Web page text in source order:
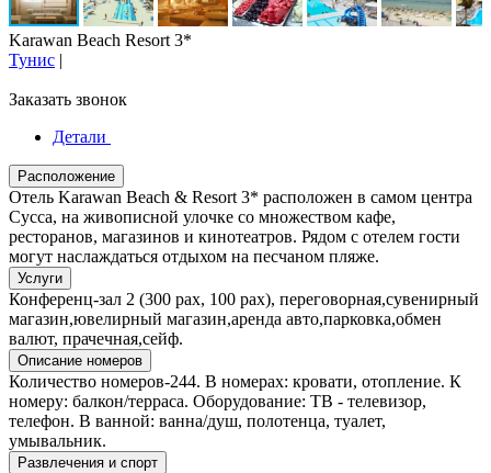
Karawan Beach Resort 3*
Тунис |
Заказать звонок
Детали
Расположение
Отель Karawan Beach & Resort 3* расположен в самом центра
Сусса, на живописной улочке со множеством кафе,
ресторанов, магазинов и кинотеатров. Рядом с отелем гости
могут наслаждаться отдыхом на песчаном пляже.
Услуги
Конференц-зал 2 (300 pax, 100 pax), переговорная,сувенирный
магазин,ювелирный магазин,аренда авто,парковка,обмен
валют, прачечная,сейф.
Описание номеров
Количество номеров-244. В номерах: кровати, отопление. К
номеру: балкон/терраса. Оборудование: ТВ - телевизор,
телефон. В ванной: ванна/душ, полотенца, туалет,
умывальник.
Развлечения и спорт